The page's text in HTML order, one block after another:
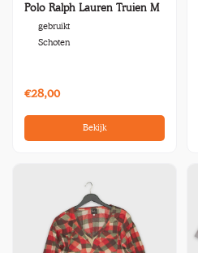
Polo Ralph Lauren Truien M
gebruikt
Schoten
€28,00
Bekijk